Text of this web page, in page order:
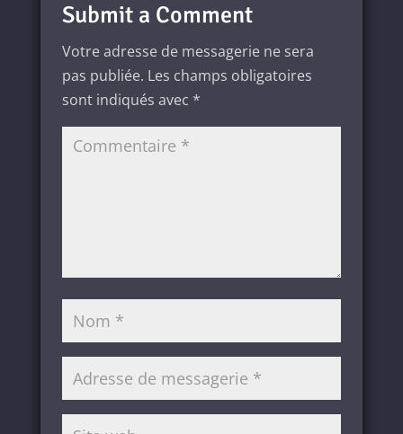
Submit a Comment
Votre adresse de messagerie ne sera
pas publiée. Les champs obligatoires
sont indiqués avec *